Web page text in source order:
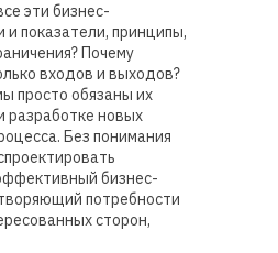
эти бизнес-
и показатели, принципы,
Почему
входов и выходов?
просто обязаны их
разработке новых
Без понимания
бизнес-
потребности
сторон,